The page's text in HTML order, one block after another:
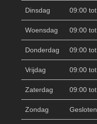
Dinsdag 09:00
Woensdag 09:00
Donderdag 09:00
Vrijdag 09:00
Zaterdag 09:00
Zondag Gesloten